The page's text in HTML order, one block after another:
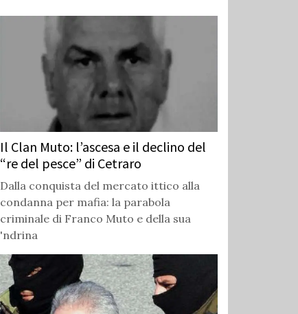
Il Clan Muto: l’ascesa e il declino del
“re del pesce” di Cetraro
Dalla conquista del mercato ittico alla
condanna per mafia: la parabola
criminale di Franco Muto e della sua
'ndrina